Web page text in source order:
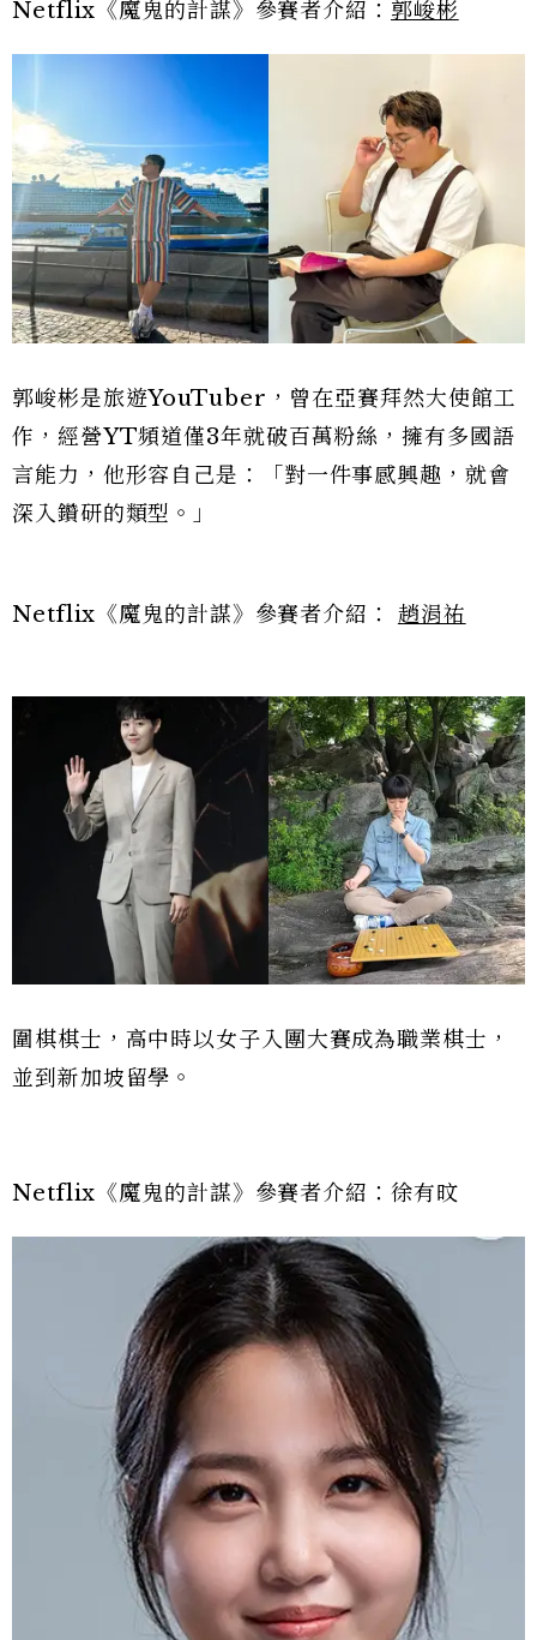
Netflix《魔鬼的計謀》參賽者介紹： 郭峻彬
郭峻彬是旅遊YouTuber，曾在亞賽拜然大使館工
作，經營YT頻道僅3年就破百萬粉絲，擁有多國語
言能力，他形容自己是：「對一件事感興趣，就會
深入鑽研的類型。」
Netflix《魔鬼的計謀》參賽者介紹： 趙涓祐
圍棋棋士，高中時以女子入團大賽成為職業棋士，
並到新加坡留學。
Netflix《魔鬼的計謀》參賽者介紹：徐有旼